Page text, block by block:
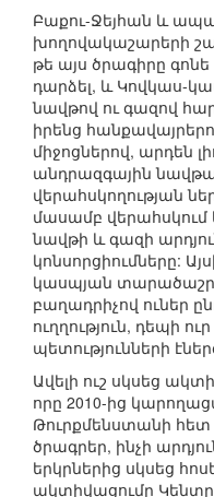
Բաքու-Ջեյհան և
խողովակաշարերի
թե այս ծրագիրը
դարձել, և Կովկաս-
նավթով ու գազով
իրենց
միջոցներով, արդեն
անդրազգային
վերահսկողության
մասամբ վերահսկում
նավթի և գազի
կոնսորցիումները:
կասպյան
բաղադրիչով ուներ
ուղղություն, դեպի
պետությունների
Ավելի ուշ սկսեց
որը 2010-ից
Թուրքմենստանի
ծրագրեր, ինչի
երկրներից սկսեց
ակտիվացումը